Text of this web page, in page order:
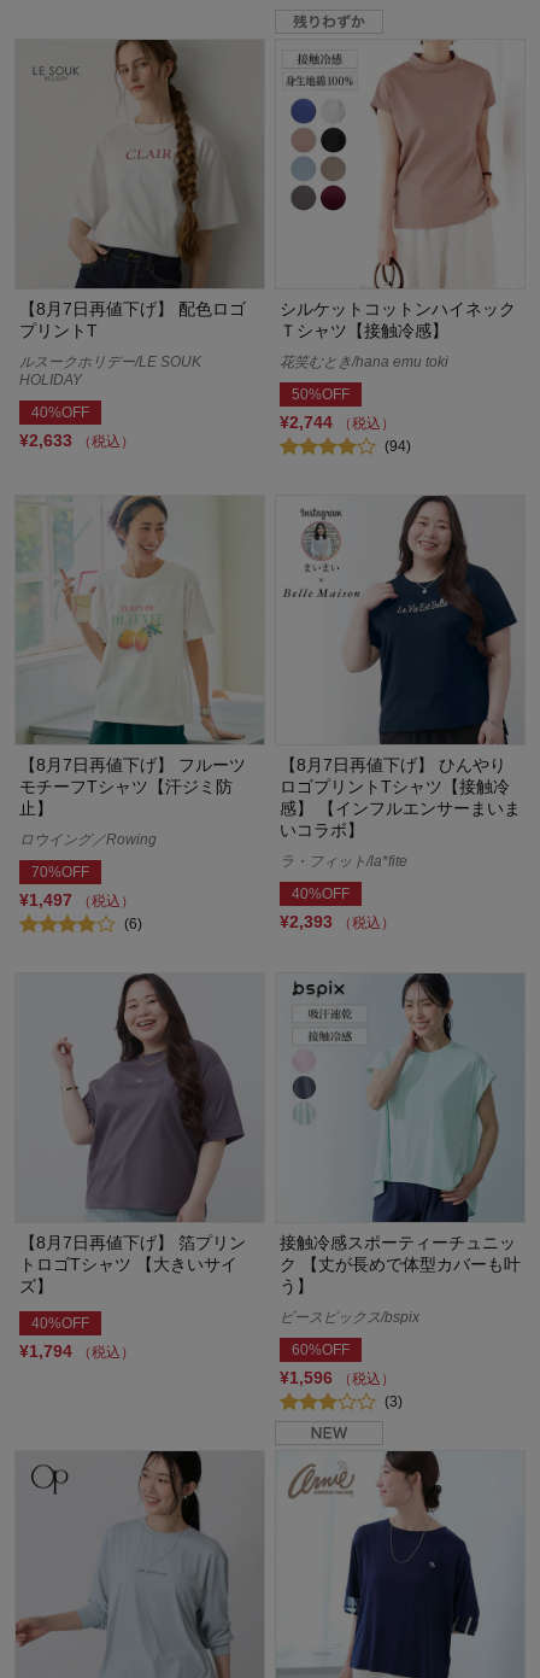
【8月7日再値下げ】 配色ロゴ
プリントT
ルスークホリデー/LE SOUK
HOLIDAY
40%OFF
¥2,633 （税込）
シルケットコットンハイネック
Ｔシャツ【接触冷感】
花笑むとき/hana emu toki
50%OFF
¥2,744
（税込）
(94)
【8月7日再値下げ】 フルーツ
モチーフTシャツ【汗ジミ防
止】
ロウイング／Rowing
70%OFF
¥1,497
（税込）
(6)
【8月7日再値下げ】 ひんやり
ロゴプリントTシャツ【接触冷
感】 【インフルエンサーまいま
いコラボ】
ラ・フィット/la*fite
40%OFF
¥2,393 （税込）
【8月7日再値下げ】 箔プリン
トロゴTシャツ 【大きいサイ
ズ】
40%OFF
¥1,794 （税込）
接触冷感スポーティーチュニッ
ク 【丈が長めで体型カバーも叶
う】
ビースピックス/bspix
60%OFF
¥1,596
（税込）
(3)